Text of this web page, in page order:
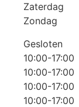
Zaterdag
Zondag
Gesloten
10:00-17:00
10:00-17:00
10:00-17:00
10:00-17:00